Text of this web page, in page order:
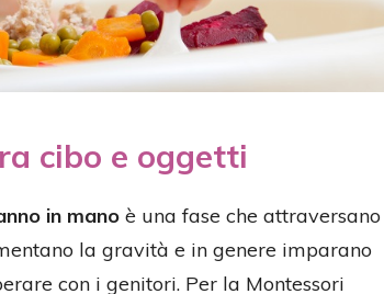
cibo e oggetti
in mano è una fase che attraversano
la gravità e in genere imparano
con i genitori. Per la Montessori